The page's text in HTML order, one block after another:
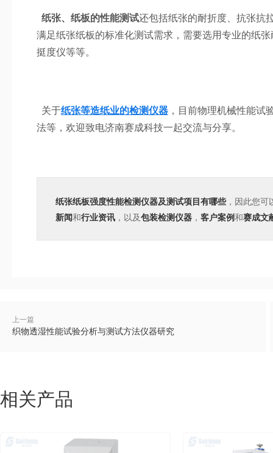
纸张、纸板的性能测试还包括纸张的耐折度、抗张抗
满足纸张纸板的标准化测试需求，需要选用专业的纸
挺度仪等等。
关于纸张等造纸业的检测仪器 ，目前物理机械性能试
法等，欢迎致电济南赛成科技一起交流与分享。
纸张纸板强度性能检测仪器及测试项目有哪些，因此您可
新闻和行业资讯 ，以及包装检测仪器 ， 客户案例和赛成文
上一篇
织物透湿性能试验分析与测试方法仪器研究
相关产品